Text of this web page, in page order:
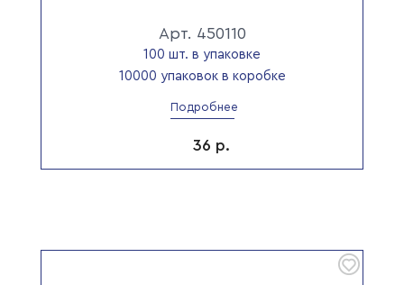
Арт. 450110
100 шт. в упаковке
10000 упаковок в коробке
Подробнее
36 р.